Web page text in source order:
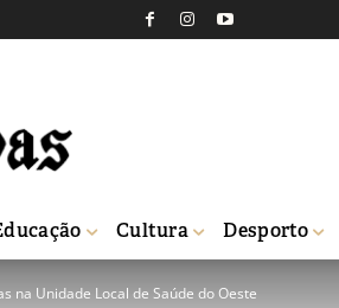
Cultura Desporto
na Unidade Local de Saúde do Oeste